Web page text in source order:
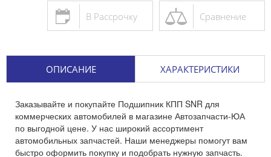
Сравнение
В Рассрочку
ОПИСАНИЕ ХАРАКТЕРИСТИКИ
Заказывайте и покупайте Подшипник КПП SNR для
коммерческих автомобилей в магазине Автозапчасти-ЮА
по выгодной цене. У нас широкий ассортимент
автомобильных запчастей. Наши менеджеры помогут вам
быстро оформить покупку и подобрать нужную запчасть.